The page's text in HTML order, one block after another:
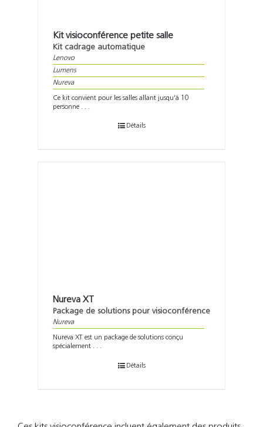
Kit visioconférence petite salle
Kit cadrage automatique
Lenovo
Lumens
Nureva
Ce kit convient pour les salles allant jusqu'à 10
personne . . .
Détails
Nureva XT
Package de solutions pour visioconférence
Nureva
Nureva XT est un package de solutions conçu
spécialement . . .
Détails